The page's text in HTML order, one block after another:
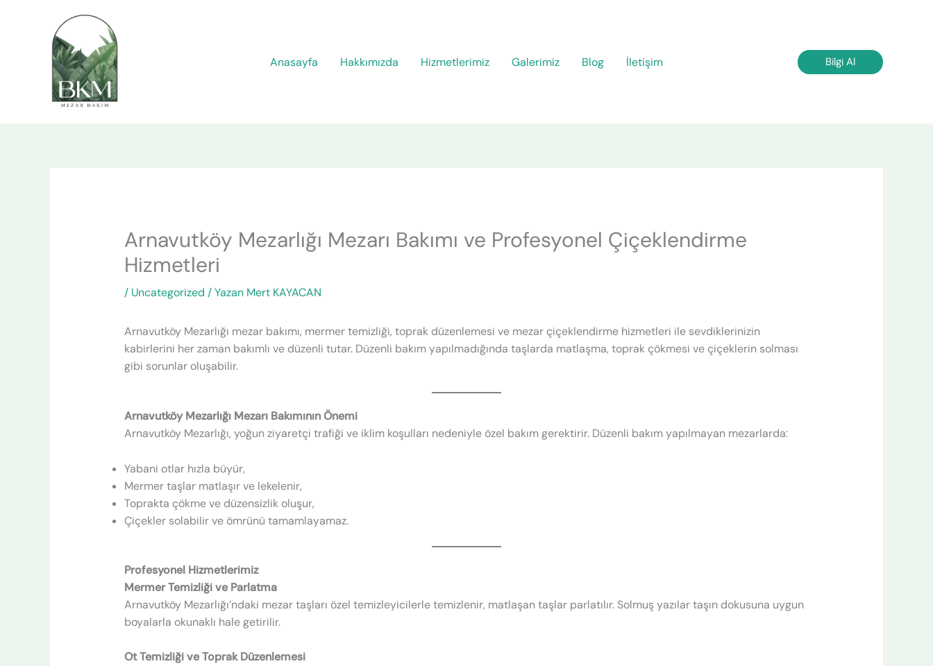
Anasayfa Hakkımızda Hizmetlerimiz Galerimiz Blog İletişim Bilgi Al
Arnavutköy Mezarlığı Mezarı Bakımı ve Profesyonel Çiçeklendirme
Hizmetleri
/ Uncategorized / Yazan Mert KAYACAN
Arnavutköy Mezarlığı mezar bakımı, mermer temizliği, toprak düzenlemesi ve mezar çiçeklendirme hizmetleri ile sevdiklerinizin
kabirlerini her zaman bakımlı ve düzenli tutar. Düzenli bakım yapılmadığında taşlarda matlaşma, toprak çökmesi ve çiçeklerin solması
gibi sorunlar oluşabilir.
Arnavutköy Mezarlığı Mezarı Bakımının Önemi
Arnavutköy Mezarlığı, yoğun ziyaretçi trafiği ve iklim koşulları nedeniyle özel bakım gerektirir. Düzenli bakım yapılmayan mezarlarda:
Yabani otlar hızla büyür,
Mermer taşlar matlaşır ve lekelenir,
Toprakta çökme ve düzensizlik oluşur,
Çiçekler solabilir ve ömrünü tamamlayamaz.
Profesyonel Hizmetlerimiz
Mermer Temizliği ve Parlatma
Arnavutköy Mezarlığı’ndaki mezar taşları özel temizleyicilerle temizlenir, matlaşan taşlar parlatılır. Solmuş yazılar taşın dokusuna uygun
boyalarla okunaklı hale getirilir.
Ot Temizliği ve Toprak Düzenlemesi